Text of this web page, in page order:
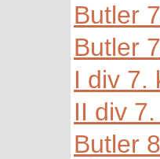
Butler
Butler
I div 7.
II div
Butler